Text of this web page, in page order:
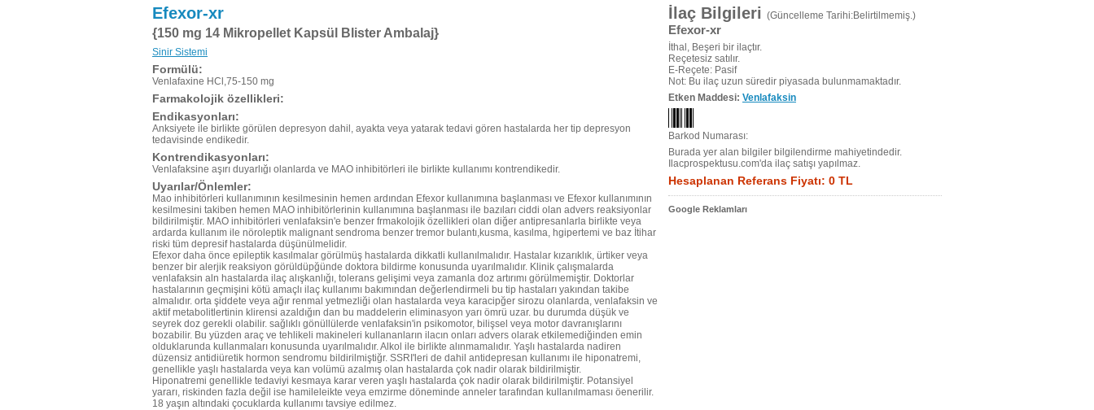
Efexor-xr
{150 mg 14 Mikropellet Kapsül Blister Ambalaj}
Sinir Sistemi
Formülü:
Venlafaxine HCl,75-150 mg
Farmakolojik özellikleri:
Endikasyonları:
Anksiyete ile birlikte görülen depresyon dahil, ayakta veya yatarak tedavi gören hastalarda her tip depresyon
tedavisinde endikedir.
Kontrendikasyonları:
Venlafaksine aşırı duyarlığı olanlarda ve MAO inhibitörleri ile birlikte kullanımı kontrendikedir.
Uyarılar/Önlemler:
Mao inhibitörleri kullanımının kesilmesinin hemen ardından Efexor kullanımına başlanması ve Efexor kullanımının
kesilmesini takiben hemen MAO inhibitörlerinin kullanımına başlanması ile bazıları ciddi olan advers reaksiyonlar
bildirilmiştir. MAO inhibitörleri venlafaksin'e benzer frmakolojik özellikleri olan diğer antipresanlarla birlikte veya
ardarda kullanım ile nöroleptik malignant sendroma benzer tremor bulantı,kusma, kasılma, hgipertemi ve baz İtihar
riski tüm depresif hastalarda düşünülmelidir.
Efexor daha önce epileptik kasılmalar görülmüş hastalarda dikkatli kullanılmalıdır. Hastalar kızarıklık, ürtiker veya
benzer bir alerjik reaksiyon görüldüpğünde doktora bildirme konusunda uyarılmalıdır. Klinik çalışmalarda
venlafaksin aln hastalarda ilaç alışkanlığı, tolerans gelişimi veya zamanla doz artırımı görülmemiştir. Doktorlar
hastalarının geçmişini kötü amaçlı ilaç kullanımı bakımından değerlendirmeli bu tip hastaları yakından takibe
almalıdır. orta şiddete veya ağır renmal yetmezliği olan hastalarda veya karacipğer sirozu olanlarda, venlafaksin ve
aktif metabolitlertinin klirensi azaldığın dan bu maddelerin eliminasyon yarı ömrü uzar. bu durumda düşük ve
seyrek doz gerekli olabilir. sağlıklı gönüllülerde venlafaksin'in psikomotor, bilişsel veya motor davranışlarını
bozabilir. Bu yüzden araç ve tehlikeli makineleri kullananların ilacın onları advers olarak etkilemediğinden emin
olduklarunda kullanmaları konusunda uyarılmalıdır. Alkol ile birlikte alınmamalıdır. Yaşlı hastalarda nadiren
düzensiz antidiüretik hormon sendromu bildirilmiştiğr. SSRI'leri de dahil antidepresan kullanımı ile hiponatremi,
genellikle yaşlı hastalarda veya kan volümü azalmış olan hastalarda çok nadir olarak bildirilmiştir.
Hiponatremi genellikle tedaviyi kesmaya karar veren yaşlı hastalarda çok nadir olarak bildirilmiştir. Potansiyel
yararı, riskinden fazla değil ise hamileleikte veya emzirme döneminde anneler tarafından kullanılmaması öenerilir.
18 yaşın altındaki çocuklarda kullanımı tavsiye edilmez.
İlaç Bilgileri (Güncelleme Tarihi:Belirtilmemiş.)
Efexor-xr
İthal, Beşeri bir ilaçtır.
Reçetesiz satılır.
E-Reçete: Pasif
Not: Bu ilaç uzun süredir piyasada bulunmamaktadır.
Etken Maddesi: Venlafaksin
Barkod Numarası:
Burada yer alan bilgiler bilgilendirme mahiyetindedir.
Ilacprospektusu.com'da ilaç satışı yapılmaz.
Hesaplanan Referans Fiyatı: 0 TL
Google Reklamları